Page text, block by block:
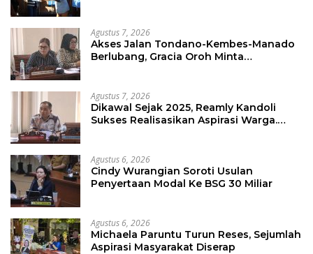
Agustus 7, 2026
Akses Jalan Tondano-Kembes-Manado
Berlubang, Gracia Oroh Minta
Agustus 7, 2026
Dikawal Sejak 2025, Reamly Kandoli
Sukses Realisasikan Aspirasi Warga.
Agustus 6, 2026
Cindy Wurangian Soroti Usulan
Penyertaan Modal Ke BSG 30 Miliar
Agustus 6, 2026
Michaela Paruntu Turun Reses, Sejumlah
Aspirasi Masyarakat Diserap